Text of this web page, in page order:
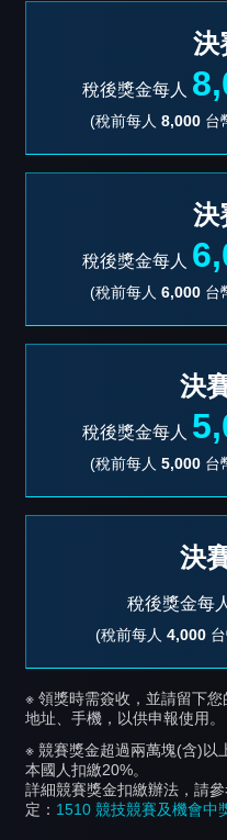
決
稅後獎金每人
(稅前每人 8,000台
決
稅後獎金每人
(稅前每人 6,000台
決
稅後獎金每人
(稅前每人 5,000台
決
稅後獎金每人
(稅前每人 4,000台
※ 領獎時需簽收，並請留下
地址、手機，以供申報使用。
※ 競賽獎金超過兩萬塊(含)以
本國人扣繳20%。
詳細競賽獎金扣繳辦法，請
定： 1510 競技競賽及機會中